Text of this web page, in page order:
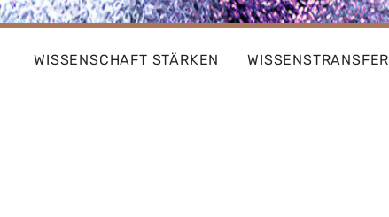
WISSENSCHAFT STÄRKEN WISSENSTRANSFER